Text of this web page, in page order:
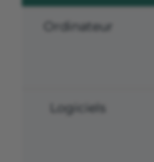
Ordinateur
Logiciels